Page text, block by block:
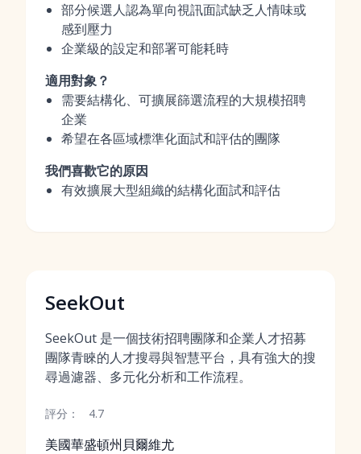
部分候選人認為單向視訊面試缺乏人情味或
感到壓力
企業級的設定和部署可能耗時
適用對象？
需要結構化、可擴展篩選流程的大規模招聘
企業
希望在各區域標準化面試和評估的團隊
我們喜歡它的原因
有效擴展大型組織的結構化面試和評估
SeekOut
SeekOut 是一個技術招聘團隊和企業人才招募
團隊青睞的人才搜尋與智慧平台，具有強大的搜
尋過濾器、多元化分析和工作流程。
評分： 4.7
美國華盛頓州貝爾維尤